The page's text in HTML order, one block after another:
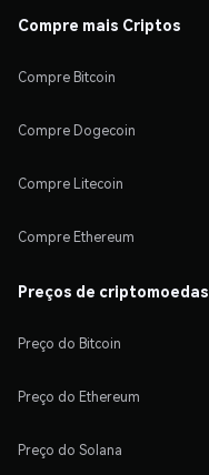
Compre mais Criptos
Compre Bitcoin
Compre Dogecoin
Compre Litecoin
Compre Ethereum
Preços de criptomoedas
Preço do Bitcoin
Preço do Ethereum
Preço do Solana